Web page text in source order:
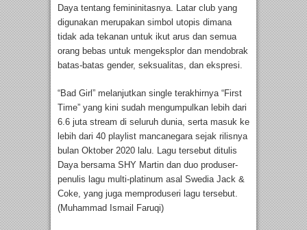
Daya tentang femininitasnya. Latar club yang
digunakan merupakan simbol utopis dimana
tidak ada tekanan untuk ikut arus dan semua
orang bebas untuk mengeksplor dan mendobrak
batas-batas gender, seksualitas, dan ekspresi.
“Bad Girl” melanjutkan single terakhirnya “First
Time” yang kini sudah mengumpulkan lebih dari
6.6 juta stream di seluruh dunia, serta masuk ke
lebih dari 40 playlist mancanegara sejak rilisnya
bulan Oktober 2020 lalu. Lagu tersebut ditulis
Daya bersama SHY Martin dan duo produser-
penulis lagu multi-platinum asal Swedia Jack &
Coke, yang juga memproduseri lagu tersebut.
(Muhammad Ismail Faruqi)